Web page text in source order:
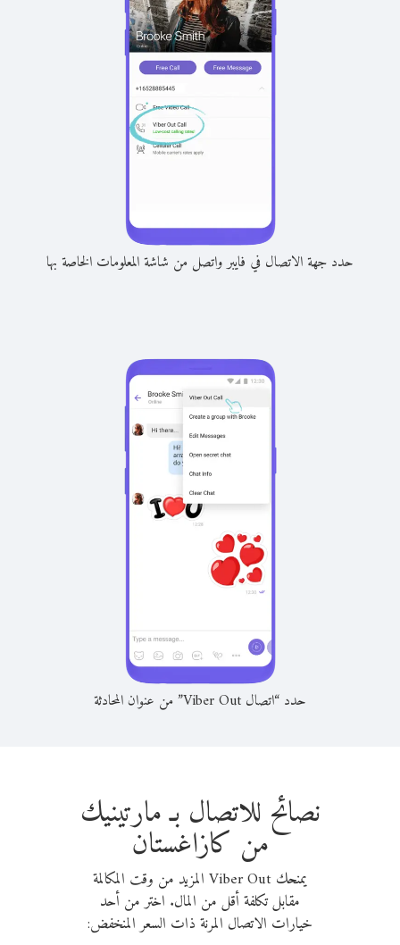
حدد جهة الاتصال في فايبر واتصل من شاشة المعلومات الخاصة بها
حدد “اتصال Viber Out” من عنوان المحادثة
نصائح للاتصال بـ مارتينيك
من كازاغستان
يمنحك Viber Out المزيد من وقت المكالمة
مقابل تكلفة أقل من المال. اختر من أحد
خيارات الاتصال المرنة ذات السعر المنخفض: